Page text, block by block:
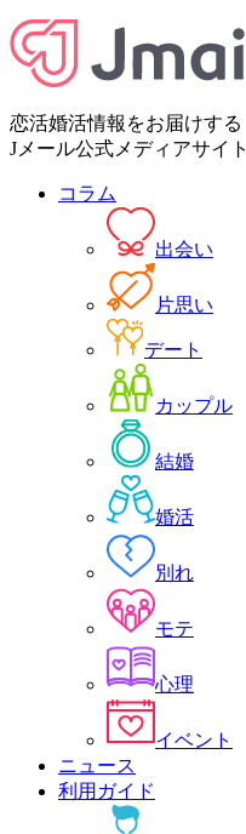
恋活婚活情報をお届けする
Jメール公式メディアサイト
コラム
出会い
片思い
デート
カップル
結婚
婚活
別れ
モテ
心理
イベント
ニュース
利用ガイド